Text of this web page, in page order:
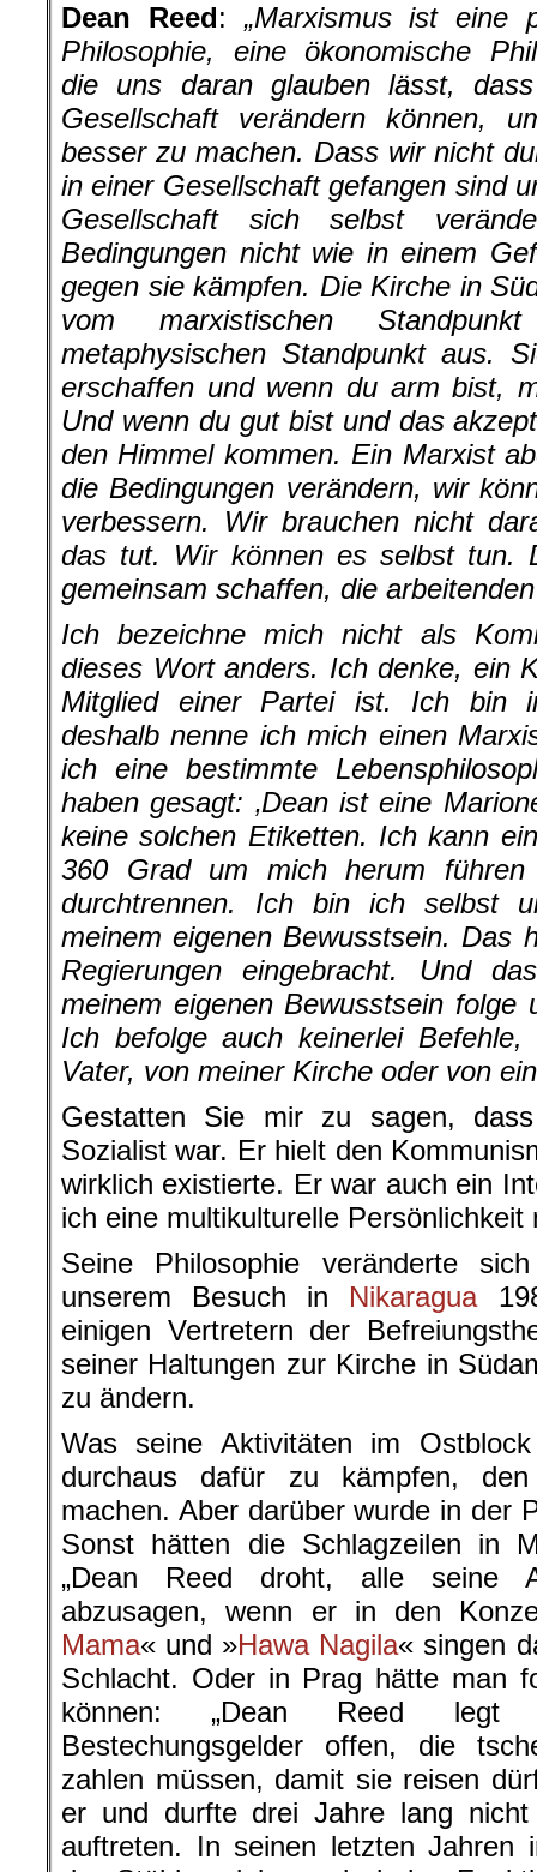
Dean Reed: „Marxismus ist eine
Philosophie, eine ökonomische
die uns daran glauben lässt,
Gesellschaft verändern können,
besser zu machen. Dass wir nicht
in einer Gesellschaft gefangen sind
Gesellschaft sich selbst
Bedingungen nicht wie in einem
gegen sie kämpfen. Die Kirche in
vom marxistischen
metaphysischen Standpunkt aus.
erschaffen und wenn du arm bist,
Und wenn du gut bist und das
den Himmel kommen. Ein Marxist
die Bedingungen verändern, wir
verbessern. Wir brauchen nicht
das tut. Wir können es selbst tun.
gemeinsam schaffen, die
Ich bezeichne mich nicht als
dieses Wort anders. Ich denke, ein
Mitglied einer Partei ist. Ich bin
deshalb nenne ich mich einen
ich eine bestimmte
haben gesagt: ‚Dean ist eine
keine solchen Etiketten. Ich kann
360 Grad um mich herum
durchtrennen. Ich bin ich selbst
meinem eigenen Bewusstsein. Das
Regierungen eingebracht. Und
meinem eigenen Bewusstsein folge
Ich befolge auch keinerlei
Vater, von meiner Kirche oder von
Gestatten Sie mir zu sagen,
Sozialist war. Er hielt den
wirklich existierte. Er war auch ein
ich eine multikulturelle Persönlichkeit
Seine Philosophie veränderte
unserem Besuch in Nikaragua
einigen Vertretern der
seiner Haltungen zur Kirche in
zu ändern.
Was seine Aktivitäten im
durchaus dafür zu kämpfen,
machen. Aber darüber wurde in der
Sonst hätten die Schlagzeilen in
„Dean Reed droht, alle seine
abzusagen, wenn er in den
Mama« und »Hawa Nagila« singen
Schlacht. Oder in Prag hätte man
können: „Dean Reed legt
Bestechungsgelder offen, die
zahlen müssen, damit sie reisen
er und durfte drei Jahre lang nicht
auftreten. In seinen letzten